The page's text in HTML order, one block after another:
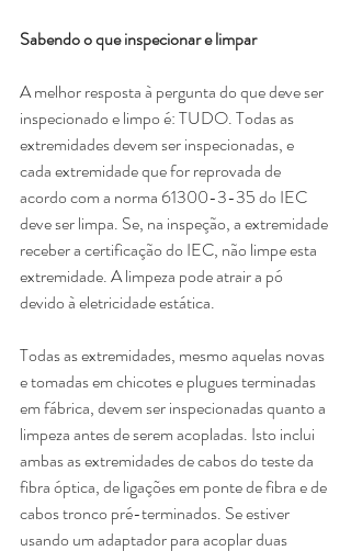
Sabendo o que inspecionar e limpar
A melhor resposta à pergunta do que deve ser
inspecionado e limpo é: TUDO. Todas as
extremidades devem ser inspecionadas, e
cada extremidade que for reprovada de
acordo com a norma 61300-3-35 do IEC
deve ser limpa. Se, na inspeção, a extremidade
receber a certificação do IEC, não limpe esta
extremidade. A limpeza pode atrair a pó
devido à eletricidade estática.
Todas as extremidades, mesmo aquelas novas
e tomadas em chicotes e plugues terminadas
em fábrica, devem ser inspecionadas quanto a
limpeza antes de serem acopladas. Isto inclui
ambas as extremidades de cabos do teste da
fibra óptica, de ligações em ponte de fibra e de
cabos tronco pré-terminados. Se estiver
usando um adaptador para acoplar duas